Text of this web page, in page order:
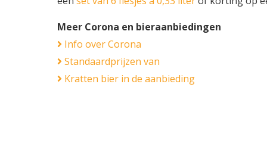
Meer Corona en bieraanbiedingen
Info over Corona
Standaardprijzen van
Kratten bier in de aanbieding